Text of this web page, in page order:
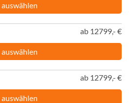
auswählen
ab 12799,- €
auswählen
ab 12799,- €
auswählen